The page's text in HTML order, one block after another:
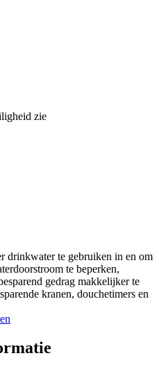
zie
drinkwater te gebruiken in en om
te beperken,
gedrag makkelijker te
kranen, douchetimers en